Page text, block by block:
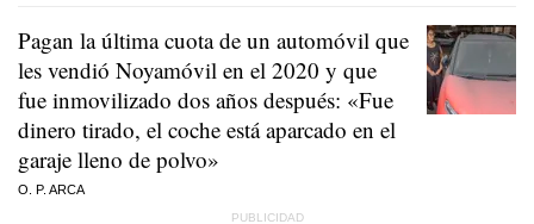
Pagan la última cuota de un automóvil que
les vendió Noyamóvil en el 2020 y que
fue inmovilizado dos años después: «Fue
dinero tirado, el coche está aparcado en el
garaje lleno de polvo»
O. P. ARCA